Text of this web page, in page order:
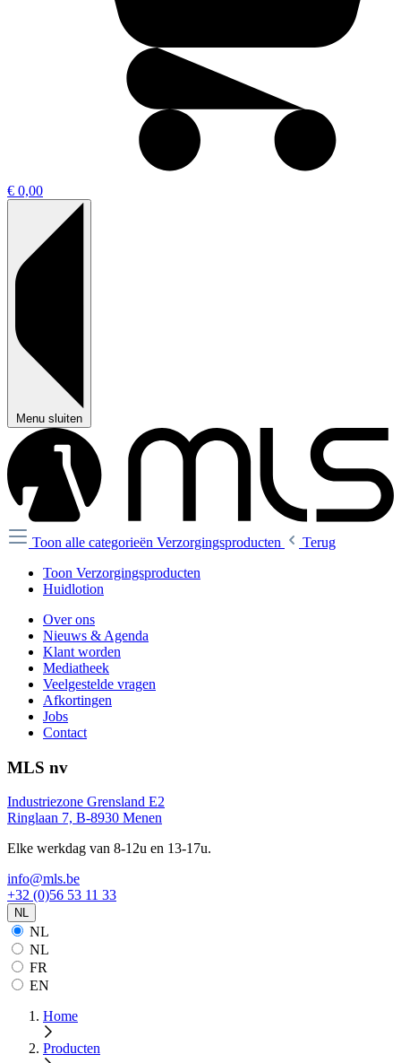
€ 0,00
Menu sluiten
Toon alle categorieën Verzorgingsproducten
Terug
Toon Verzorgingsproducten
Huidlotion
Over ons
Nieuws & Agenda
Klant worden
Mediatheek
Veelgestelde vragen
Afkortingen
Jobs
Contact
MLS nv
Industriezone Grensland E2
Ringlaan 7, B-8930 Menen
Elke werkdag van 8-12u en 13-17u.
info@mls.be
+32 (0)56 53 11 33
NL
NL
NL
FR
EN
Home
Producten